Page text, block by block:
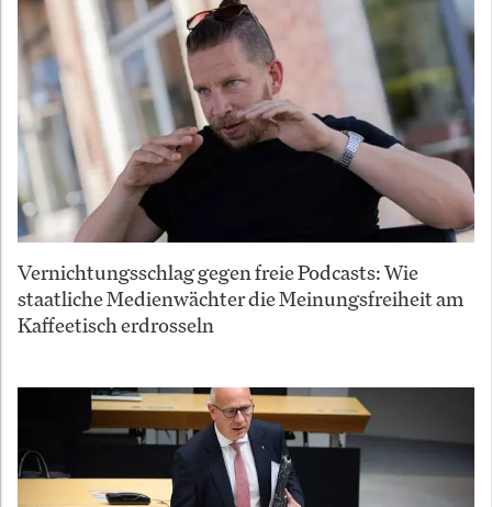
Vernichtungsschlag gegen freie Podcasts: Wie
staatliche Medienwächter die Meinungsfreiheit am
Kaffeetisch erdrosseln